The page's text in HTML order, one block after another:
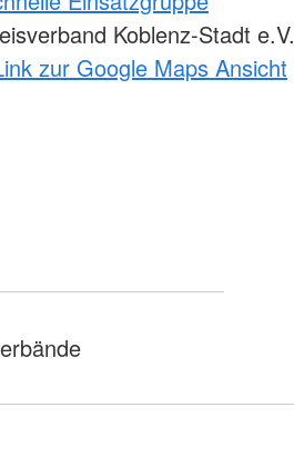
Koblenz-Stadt e.V.
zur Google Maps Ansicht